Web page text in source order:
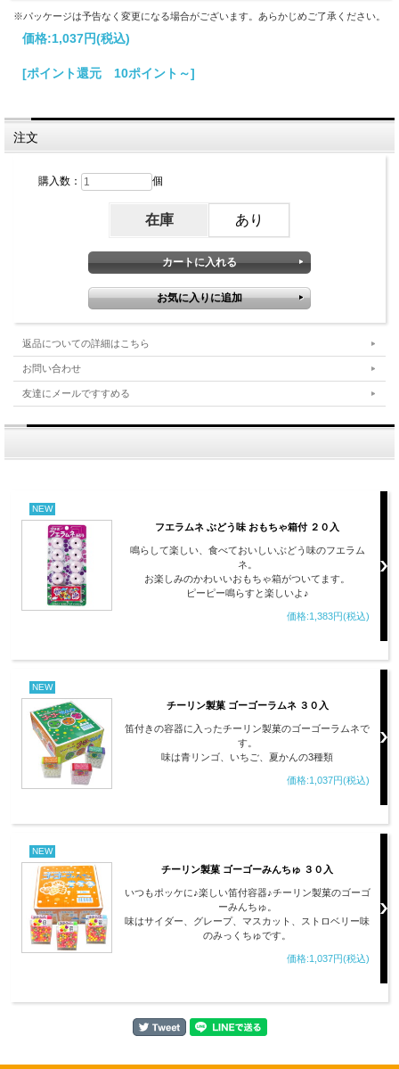
※パッケージは予告なく変更になる場合がございます。あらかじめご了承ください。
価格:1,037円(税込)
[ポイント還元 10ポイント～]
注文
購入数： 個
在庫 あり
返品についての詳細はこちら
お問い合わせ
友達にメールですすめる
NEW
フエラムネ ぶどう味 おもちゃ箱付 ２０入
鳴らして楽しい、食べておいしいぶどう味のフエラム
ネ。
お楽しみのかわいいおもちゃ箱がついてます。
ピーピー鳴らすと楽しいよ♪
価格:1,383円(税込)
NEW
チーリン製菓 ゴーゴーラムネ ３０入
笛付きの容器に入ったチーリン製菓のゴーゴーラムネで
す。
味は青リンゴ、いちご、夏かんの3種類
価格:1,037円(税込)
NEW
チーリン製菓 ゴーゴーみんちゅ ３０入
いつもポッケに♪楽しい笛付容器♪チーリン製菓のゴーゴ
ーみんちゅ。
味はサイダー、グレープ、マスカット、ストロベリー味
のみっくちゅです。
価格:1,037円(税込)